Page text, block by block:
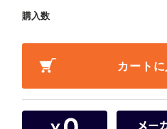
購入数